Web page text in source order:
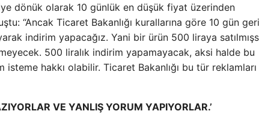
dönük olarak 10 günlük en düşük fiyat üzerinden
“Ancak Ticaret Bakanlığı kurallarına göre 10 gün
indirim yapacağız. Yani bir ürün 500 liraya
500 liralık indirim yapamayacak, aksi halde bu
hakkı olabilir. Ticaret Bakanlığı bu tür reklamları
VE YANLIŞ YORUM YAPIYORLAR.’